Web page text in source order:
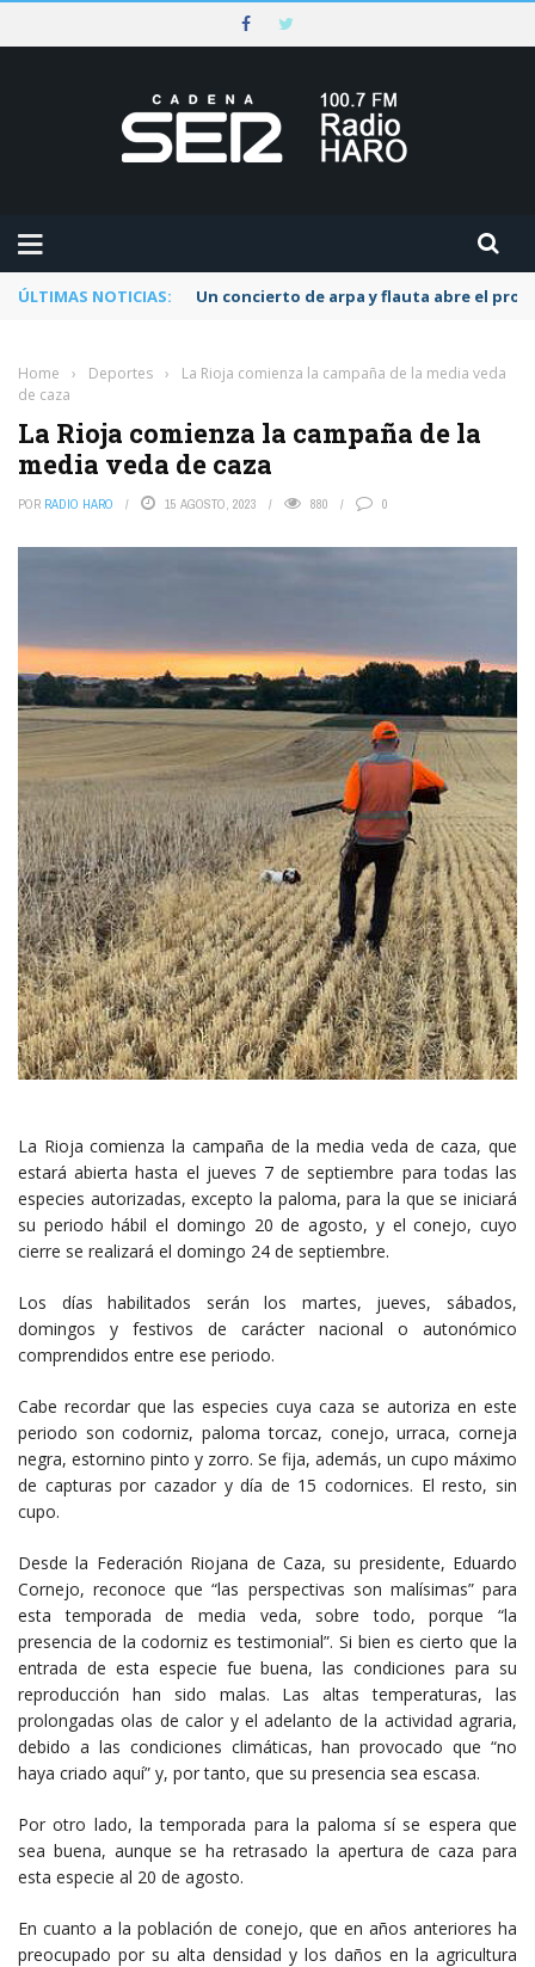
ÚLTIMAS NOTICIAS: Un concierto de arpa y flauta abre el
Home › Deportes ›
La Rioja comienza la campaña de la media veda
de caza
La Rioja comienza la campaña de la
media veda de caza
POR RADIO HARO 15 AGOSTO, 2023 880 0
La Rioja comienza la campaña de la media veda de caza, que
estará abierta hasta el jueves 7 de septiembre para todas las
especies autorizadas, excepto la paloma, para la que se iniciará
su periodo hábil el domingo 20 de agosto, y el conejo, cuyo
cierre se realizará el domingo 24 de septiembre.
Los días habilitados serán los martes, jueves, sábados,
domingos y festivos de carácter nacional o autonómico
comprendidos entre ese periodo.
Cabe recordar que las especies cuya caza se autoriza en este
periodo son codorniz, paloma torcaz, conejo, urraca, corneja
negra, estornino pinto y zorro. Se fija, además, un cupo máximo
de capturas por cazador y día de 15 codornices. El resto, sin
cupo.
Desde la Federación Riojana de Caza, su presidente, Eduardo
Cornejo, reconoce que “las perspectivas son malísimas” para
esta temporada de media veda, sobre todo, porque “la
presencia de la codorniz es testimonial”. Si bien es cierto que la
entrada de esta especie fue buena, las condiciones para su
reproducción han sido malas. Las altas temperaturas, las
prolongadas olas de calor y el adelanto de la actividad agraria,
debido a las condiciones climáticas, han provocado que “no
haya criado aquí” y, por tanto, que su presencia sea escasa.
Por otro lado, la temporada para la paloma sí se espera que
sea buena, aunque se ha retrasado la apertura de caza para
esta especie al 20 de agosto.
En cuanto a la población de conejo, que en años anteriores ha
preocupado por su alta densidad y los daños en la agricultura